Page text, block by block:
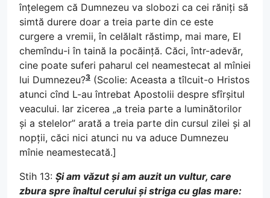
înțelegem că Dumnezeu va slobozi ca cei răniți să
simtă durere doar a treia parte din ce este
curgere a vremii, în celălalt răstimp, mai mare, El
chemîndu-i în taină la pocăință. Căci, într-adevăr,
cine poate suferi paharul cel neamestecat al mîniei
lui Dumnezeu?3 (Scolie: Aceasta a tîlcuit-o Hristos
atunci cînd L-au întrebat Apostolii despre sfîrșitul
veacului. Iar zicerea „a treia parte a luminătorilor
și a stelelor” arată a treia parte din cursul zilei și al
nopții, căci nici atunci nu va aduce Dumnezeu
mînie neamestecată.]
Stih 13: Și am văzut și am auzit un vultur, care
zbura spre înaltul cerului și striga cu glas mare: